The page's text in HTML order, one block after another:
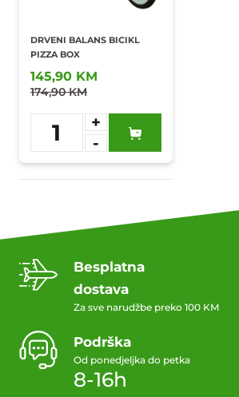
DRVENI BALANS BICIKL
PIZZA BOX
145,90 KM
174,90 KM
1
+
-
Dodaj u
omiljene
Besplatna
dostava
Za sve narudžbe preko 100 KM
Podrška
Od ponedjeljka do petka
8-16h